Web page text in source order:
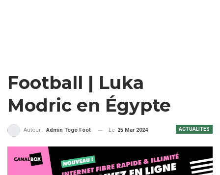
Football | Luka
Modric en Égypte
ACTUALITES
Auteur : Admin Togo Foot Le 25 Mar 2024